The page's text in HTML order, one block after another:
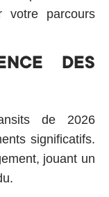
votre parcours
DES
de 2026
significatifs.
jouant un